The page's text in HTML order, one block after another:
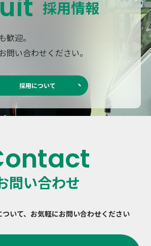
採用情報
歓迎。
問い合わせください。
採用について
問い合わせ
いて、 お気軽にお問い合わせください